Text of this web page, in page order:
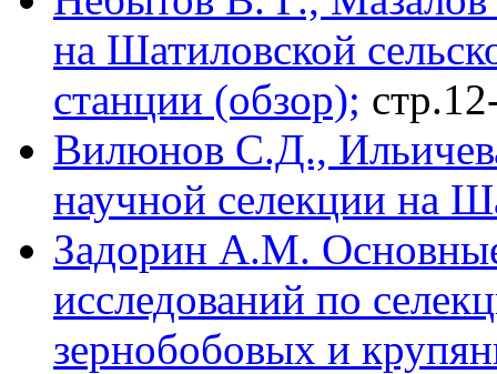
на Шатиловской
станции (обзор);
Вилюнов С.Д.,
научной селекции на
Задорин А.М.
исследований по
зернобобовых и